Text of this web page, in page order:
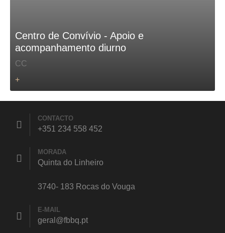
Centro de Convívio - Apoio e
acompanhamento diurno
CC
+
CONTACTO
+351 234 558 452
MORADA
Quinta do Linheiro
3740- 183 Rocas do Vouga
E-MAIL
geral@fbbq.pt